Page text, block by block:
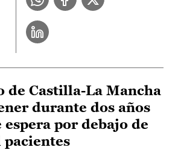
de Castilla-La Mancha
durante dos años
espera por debajo de